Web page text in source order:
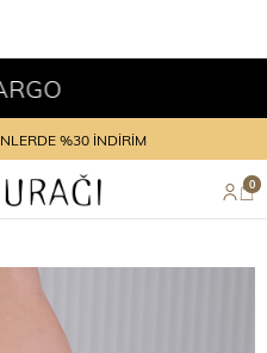
%30 İNDİRİM
0